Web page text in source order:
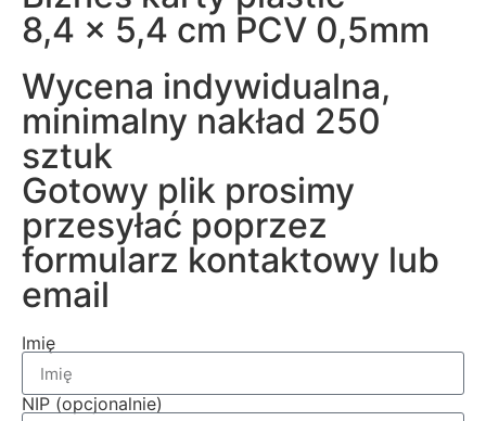
8,4 x 5,4 cm PCV 0,5mm
Wycena indywidualna,
minimalny nakład 250
sztuk
Gotowy plik prosimy
przesyłać poprzez
formularz kontaktowy lub
email
Imię
NIP (opcjonalnie)